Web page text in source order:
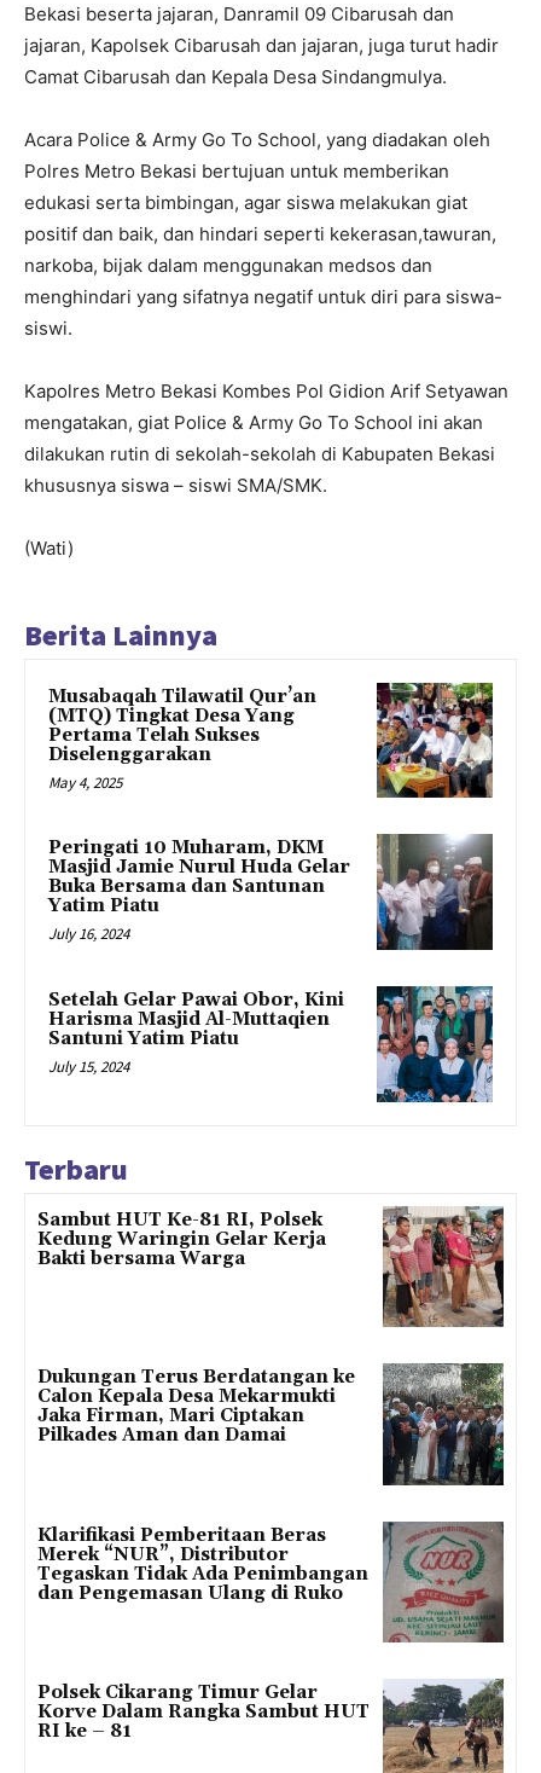
Bekasi beserta jajaran, Danramil 09 Cibarusah dan
jajaran, Kapolsek Cibarusah dan jajaran, juga turut hadir
Camat Cibarusah dan Kepala Desa Sindangmulya.
Acara Police & Army Go To School, yang diadakan oleh
Polres Metro Bekasi bertujuan untuk memberikan
edukasi serta bimbingan, agar siswa melakukan giat
positif dan baik, dan hindari seperti kekerasan,tawuran,
narkoba, bijak dalam menggunakan medsos dan
menghindari yang sifatnya negatif untuk diri para siswa-
siswi.
Kapolres Metro Bekasi Kombes Pol Gidion Arif Setyawan
mengatakan, giat Police & Army Go To School ini akan
dilakukan rutin di sekolah-sekolah di Kabupaten Bekasi
khususnya siswa – siswi SMA/SMK.
(Wati)
Berita Lainnya
Musabaqah Tilawatil Qur’an
(MTQ) Tingkat Desa Yang
Pertama Telah Sukses
Diselenggarakan
May 4, 2025
Peringati 10 Muharam, DKM
Masjid Jamie Nurul Huda Gelar
Buka Bersama dan Santunan
Yatim Piatu
July 16, 2024
Setelah Gelar Pawai Obor, Kini
Harisma Masjid Al-Muttaqien
Santuni Yatim Piatu
July 15, 2024
Terbaru
Sambut HUT Ke-81 RI, Polsek
Kedung Waringin Gelar Kerja
Bakti bersama Warga
Dukungan Terus Berdatangan ke
Calon Kepala Desa Mekarmukti
Jaka Firman, Mari Ciptakan
Pilkades Aman dan Damai
Klarifikasi Pemberitaan Beras
Merek “NUR”, Distributor
Tegaskan Tidak Ada Penimbangan
dan Pengemasan Ulang di Ruko
Polsek Cikarang Timur Gelar
Korve Dalam Rangka Sambut HUT
RI ke – 81